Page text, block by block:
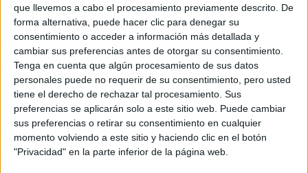
que llevemos a cabo el procesamiento previamente descrito. De
forma alternativa, puede hacer clic para denegar su
consentimiento o acceder a información más detallada y
cambiar sus preferencias antes de otorgar su consentimiento.
Tenga en cuenta que algún procesamiento de sus datos
personales puede no requerir de su consentimiento, pero usted
tiene el derecho de rechazar tal procesamiento. Sus
preferencias se aplicarán solo a este sitio web. Puede cambiar
sus preferencias o retirar su consentimiento en cualquier
momento volviendo a este sitio y haciendo clic en el botón
"Privacidad" en la parte inferior de la página web.
SALUD ZAPATILLAS MARATóN CALOR
ENTRENAMIENTOS